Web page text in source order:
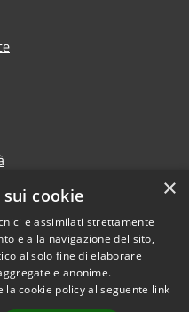
Copyright © 2026 • Comune di
Bonifati • Powered by
×
cookie
e assimilati strettamente
e alla navigazione del sito,
al solo fine di elaborare
e anonime.
cookie policy al seguente link